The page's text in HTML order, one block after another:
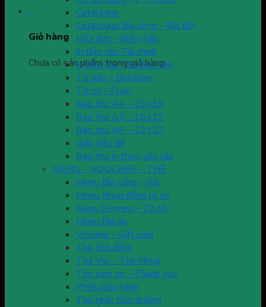
Giỏ hàng
Chưa có sản phẩm trong giỏ hàng.
Catalogue
Catalogue Bìa còng – Bìa Bồi
Hóa đơn – Biểu mẫu
In Báo cáo Tài chính
In Báo cáo Thường niên
Tờ gấp – Brochure
Tờ rơi – Flyer
Bao thư A4 – 25×35
Bao thư A5 – 16×23
Bao thư A6 – 12×22
Giấy tiêu đề
Bao thư in theo yêu cầu
MENU – VOUCHER – THẺ
Menu Bìa cứng – Bồi
Menu Nhựa đóng lò xo
Menu Formex – Tờ rời
Menu Bìa da
Voucher – Gift card
Thẻ tích điểm
Thẻ Vip – Thẻ Nhựa
Thẻ cảm ơn – Thank you
Phiếu bảo hành
Thẻ nhắc Bảo dưỡng